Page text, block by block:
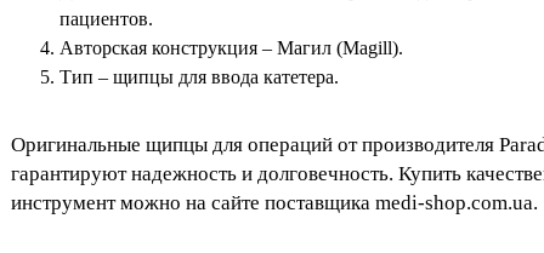
пациентов.
Авторская конструкция – Магил (Magill).
Тип – щипцы для ввода катетера.
Оригинальные щипцы для операций от производителя
гарантируют надежность и долговечность. Купить
инструмент можно на сайте поставщика medi-shop.com.ua.